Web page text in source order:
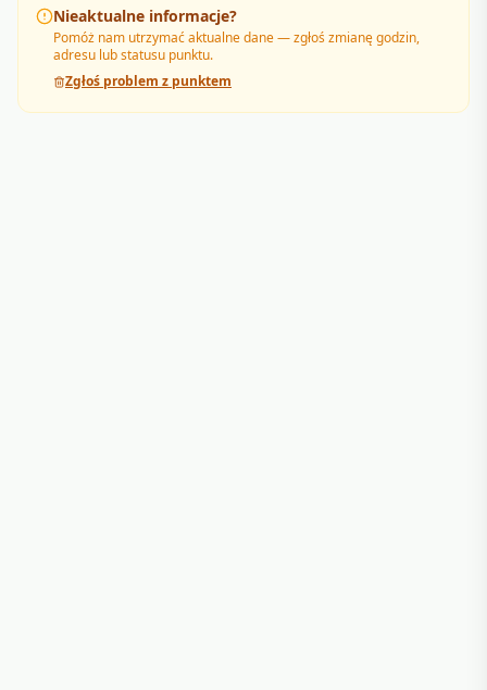
Nieaktualne informacje?
Pomóż nam utrzymać aktualne dane — zgłoś zmianę godzin,
adresu lub statusu punktu.
Zgłoś problem z punktem